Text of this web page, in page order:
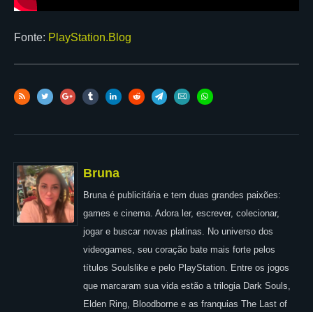
Fonte: PlayStation.Blog
Bruna
Bruna é publicitária e tem duas grandes paixões:
games e cinema. Adora ler, escrever, colecionar,
jogar e buscar novas platinas. No universo dos
videogames, seu coração bate mais forte pelos
títulos Soulslike e pelo PlayStation. Entre os jogos
que marcaram sua vida estão a trilogia Dark Souls,
Elden Ring, Bloodborne e as franquias The Last of